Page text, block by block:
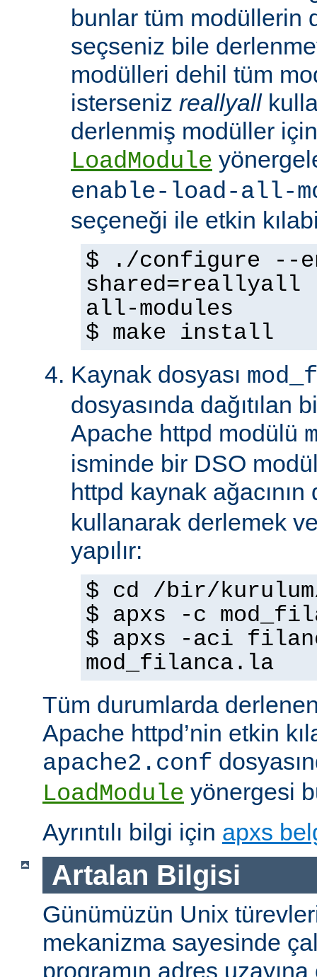
bunlar tüm modüllerin
seçseniz bile
modülleri dehil tüm
isterseniz reallyall
derlenmiş modüller
LoadModule
enable-load-all-
seçeneği ile etkin
$ ./configure --
shared=reallyall
all-modules
$ make install
Kaynak dosyası
dosyasında dağıtılan
Apache httpd modülü
isminde bir DSO
httpd kaynak ağacının
kullanarak derlemek
yapılır:
$ cd /bir/
$ apxs -c
$ apxs -aci
mod_filanca.la
Tüm durumlarda
Apache httpd’nin etkin
apache2.conf
LoadModule yönergesi
Ayrıntılı bilgi için apxs
Artalan Bilgisi
Günümüzün Unix
mekanizma sayesinde
programın adres uzayına